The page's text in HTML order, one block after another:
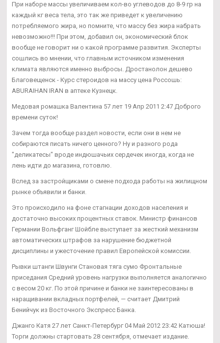
При наборе массы увеличиваем кол-во углеводов до 8-9 гр на
каждый кг веса тела, это так же приведет к увеличению
потребляемого жира, но помните, что массу без жира набрать
невозможно!!! При этом, добавил он, экономический блок
вообще не говорит ни о какой программе развития. Эксперты
сошлись во мнении, что главным источником изменения
климата являются именно выбросы. Дростанолон дешево
Благовещенск - Курс стероидов на массу цена Россошь:
ABURAIHAN IRAN в аптеке Кузнецк.
Медовая ромашка Валентина 57 лет 19 Апр 2011 2:47 Доброго
времени суток!
Зачем тогда вообще раздел новости, если они в нем не
собираются писать ничего ценного? Ну и разного рода
"деликатесы" вроде индюшачьих сердечек иногда, когда не
лень идти до магазина, готовлю.
Вслед за застройщиками о смене подхода работы на жилищном
рынке объявили и банки.
Это происходило на фоне стагнации доходов населения и
достаточно высоких процентных ставок. Министр финансов
Германии Вольфганг Шойбле выступает за жесткий механизм
автоматических штрафов за нарушение бюджетной
дисциплины и ужесточение правил Европейской комиссии.
Рывки штанги Швунги Становая тяга сумо Фронтальные
приседания Средний уровень нагрузки выполняется аналогично
с весом 20 кг. По этой причине и банки не заинтересованы в
наращивании вкладных портфелей, — считает Дмитрий
Бенийчук из Восточного Экспресс Банка.
Джанго Катя 27 лет Санкт-Петербург 04 Май 2012 23:42 Катюша!
Торги должны стартовать 28 сентября, отмечает издание.